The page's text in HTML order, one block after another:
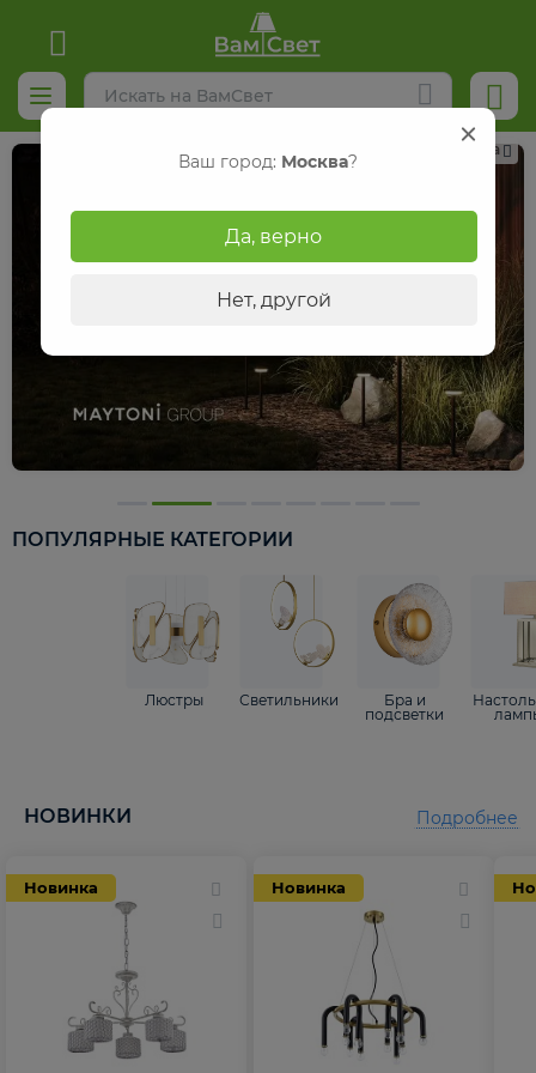
Реклама
ПОПУЛЯРНЫЕ КАТЕГОРИИ
Люстры Светильники
Бра и
подсветки
НОВИНКИ
Новинка Новинка
Подробнее
Ваш город: Москва?
Да, верно
Нет, другой